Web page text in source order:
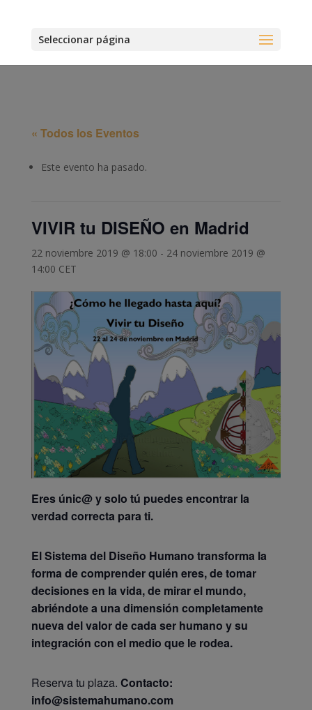
Seleccionar página
« Todos los Eventos
Este evento ha pasado.
VIVIR tu DISEÑO en Madrid
22 noviembre 2019 @ 18:00 - 24 noviembre 2019 @
14:00 CET
Eres únic@ y solo tú puedes encontrar la
verdad correcta para ti.
El Sistema del Diseño Humano transforma la
forma de comprender quién eres, de tomar
decisiones en la vida, de mirar el mundo,
abriéndote a una dimensión completamente
nueva del valor de cada ser humano y su
integración con el medio que le rodea.
Reserva tu plaza. Contacto:
info@sistemahumano.com